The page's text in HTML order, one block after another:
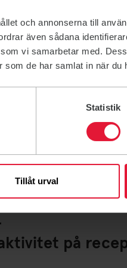
och annonserna till
även sådana
vi samarbetar med.
de har samlat in när du
Statistik
Tillåt urval
på